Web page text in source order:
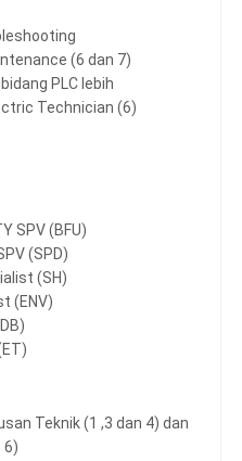
(6 dan 7)
PLC lebih
Technician (6)
SPV (BFU)
(SPD)
(SH)
(ENV)
Teknik (1 ,3 dan 4) dan
6)